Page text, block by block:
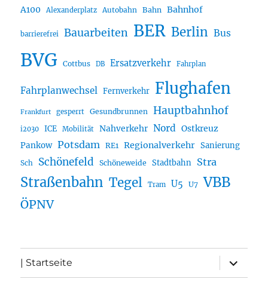
A100 Alexanderplatz Autobahn Bahn Bahnhof
barrierefrei Bauarbeiten BER Berlin Bus
BVG Cottbus DB Ersatzverkehr Fahrplan
Fahrplanwechsel Fernverkehr Flughafen
Frankfurt gesperrt Gesundbrunnen Hauptbahnhof
i2030 ICE Mobilität Nahverkehr Nord Ostkreuz
Pankow Potsdam RE1 Regionalverkehr Sanierung
Sch Schönefeld Schöneweide Stadtbahn Stra
Straßenbahn Tegel Tram U5 U7 VBB
ÖPNV
| Startseite
öffnen